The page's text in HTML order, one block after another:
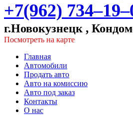
+7(962)
г.Новокузнецк ,
Посмотреть на карте
Главная
Автомобили
Продать авто
Авто на комиссию
Авто под заказ
Контакты
О нас